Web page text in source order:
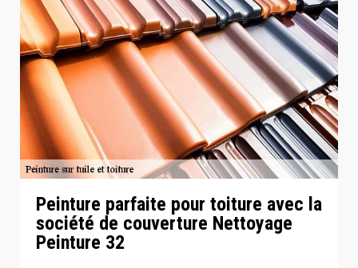
Peinture parfaite pour toiture avec la
société de couverture Nettoyage
Peinture 32